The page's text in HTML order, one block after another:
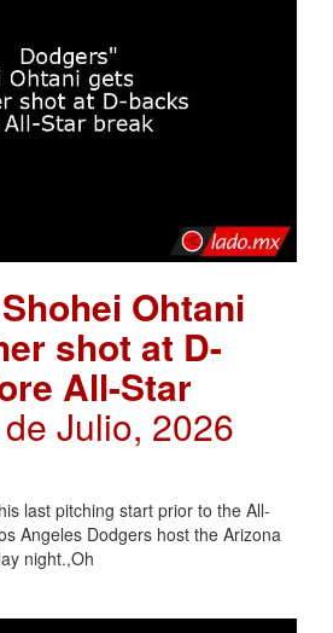
Ohtani
shot at D-
All-Star
Julio, 2026
last pitching start prior to the All-
Angeles Dodgers host the Arizona
night.,Oh